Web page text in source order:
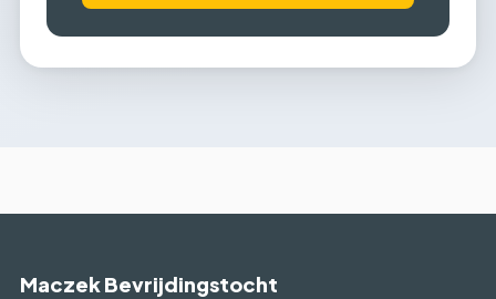
Maczek Bevrijdingstocht